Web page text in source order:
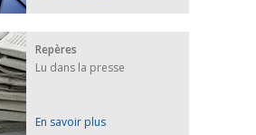
Repères
Lu dans la presse
En savoir plus